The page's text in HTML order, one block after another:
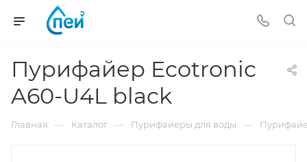
Пурифайер Ecotronic
A60-U4L black
Главная — Каталог — Пурифайеры для воды —